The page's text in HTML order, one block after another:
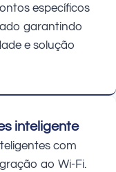
específicos
garantindo
e solução
inteligente
com
ao Wi-Fi.